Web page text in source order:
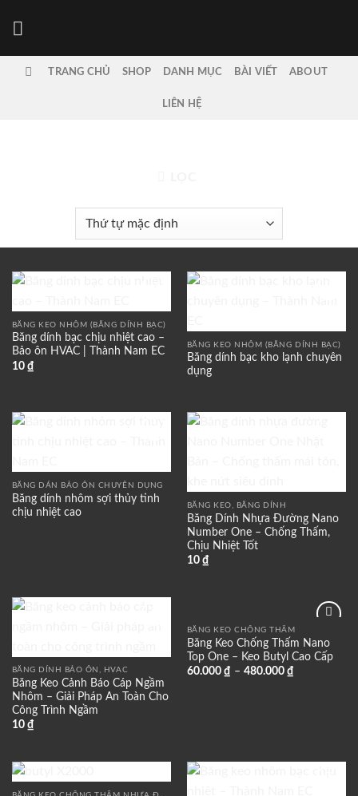
dung
TRANG CHỦ SHOP DANH MỤC BÀI VIẾT ABOUT
LIÊN HỆ
Add to
wishlist
BĂNG KEO NHÔM (BĂNG DÍNH BẠC)
Băng dính bạc chịu nhiệt cao –
Bảo ôn HVAC | Thành Nam EC
10 ₫
BĂNG KEO NHÔM (BĂNG DÍNH BẠC)
Băng dính bạc kho lạnh chuyên
dụng
BĂNG DÁN BẢO ÔN CHUYÊN DỤNG
Băng dính nhôm sợi thủy tinh
chịu nhiệt cao
BĂNG KEO, BĂNG DÍNH
Băng Dính Nhựa Đường Nano
Number One – Chống Thấm,
Chịu Nhiệt Tốt
10 ₫
BĂNG DÍNH BẢO ÔN, HVAC
Băng Keo Cảnh Báo Cáp Ngầm
Nhôm – Giải Pháp An Toàn Cho
Công Trình Ngầm
10 ₫
Add to
wishlist
BĂNG KEO CHỐNG THẤM
Băng Keo Chống Thấm Nano
Top One – Keo Butyl Cao Cấp
60.000 ₫ – 480.000 ₫